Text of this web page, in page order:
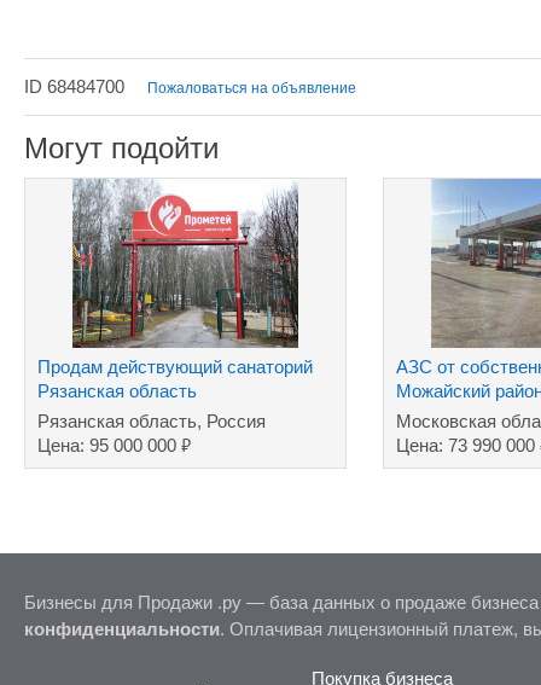
ID 68484700 Пожаловаться на объявление
Могут подойти
Продам действующий санаторий
Рязанская область
Рязанская область, Россия
Цена: 95 000 000 ₽
АЗС от
Можайский
Московская
Цена: 73 990 000
Бизнесы для Продажи .ру — база данных о продаже
конфиденциальности. Оплачивая лицензионный платеж,
Покупка бизнеса